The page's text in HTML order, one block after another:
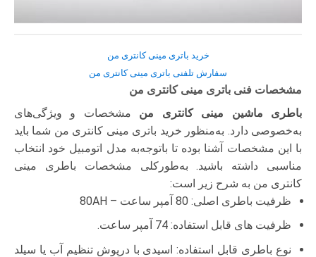
خرید باتری مینی کانتری من
سفارش تلفنی باتری مینی کانتری من
مشخصات فنی باتری مینی کانتری من
باطری ماشین مینی کانتری من مشخصات و ویژگی‌های
به‌خصوصی دارد. به‌منظور خرید باتری مینی کانتری من شما باید
با این مشخصات آشنا بوده تا با‌توجه‌به مدل اتومبیل خود انتخاب
مناسبی داشته باشید. به‌طورکلی مشخصات باطری مینی
کانتری من به شرح زیر است:
ظرفیت باطری اصلی: 80 آمپر ساعت – 80AH
ظرفیت های قابل استفاده: 74 آمپر ساعت.
نوع باطری قابل استفاده: اسیدی با درپوش تنظیم آب یا سیلد